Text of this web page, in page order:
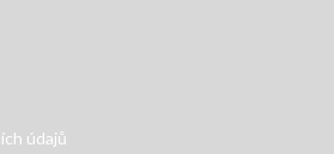
údajů